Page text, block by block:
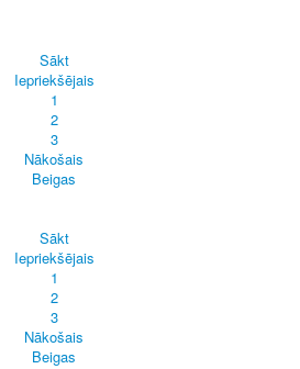
Sākt
Iepriekšējais
1
2
3
Nākošais
Beigas
Sākt
Iepriekšējais
1
2
3
Nākošais
Beigas